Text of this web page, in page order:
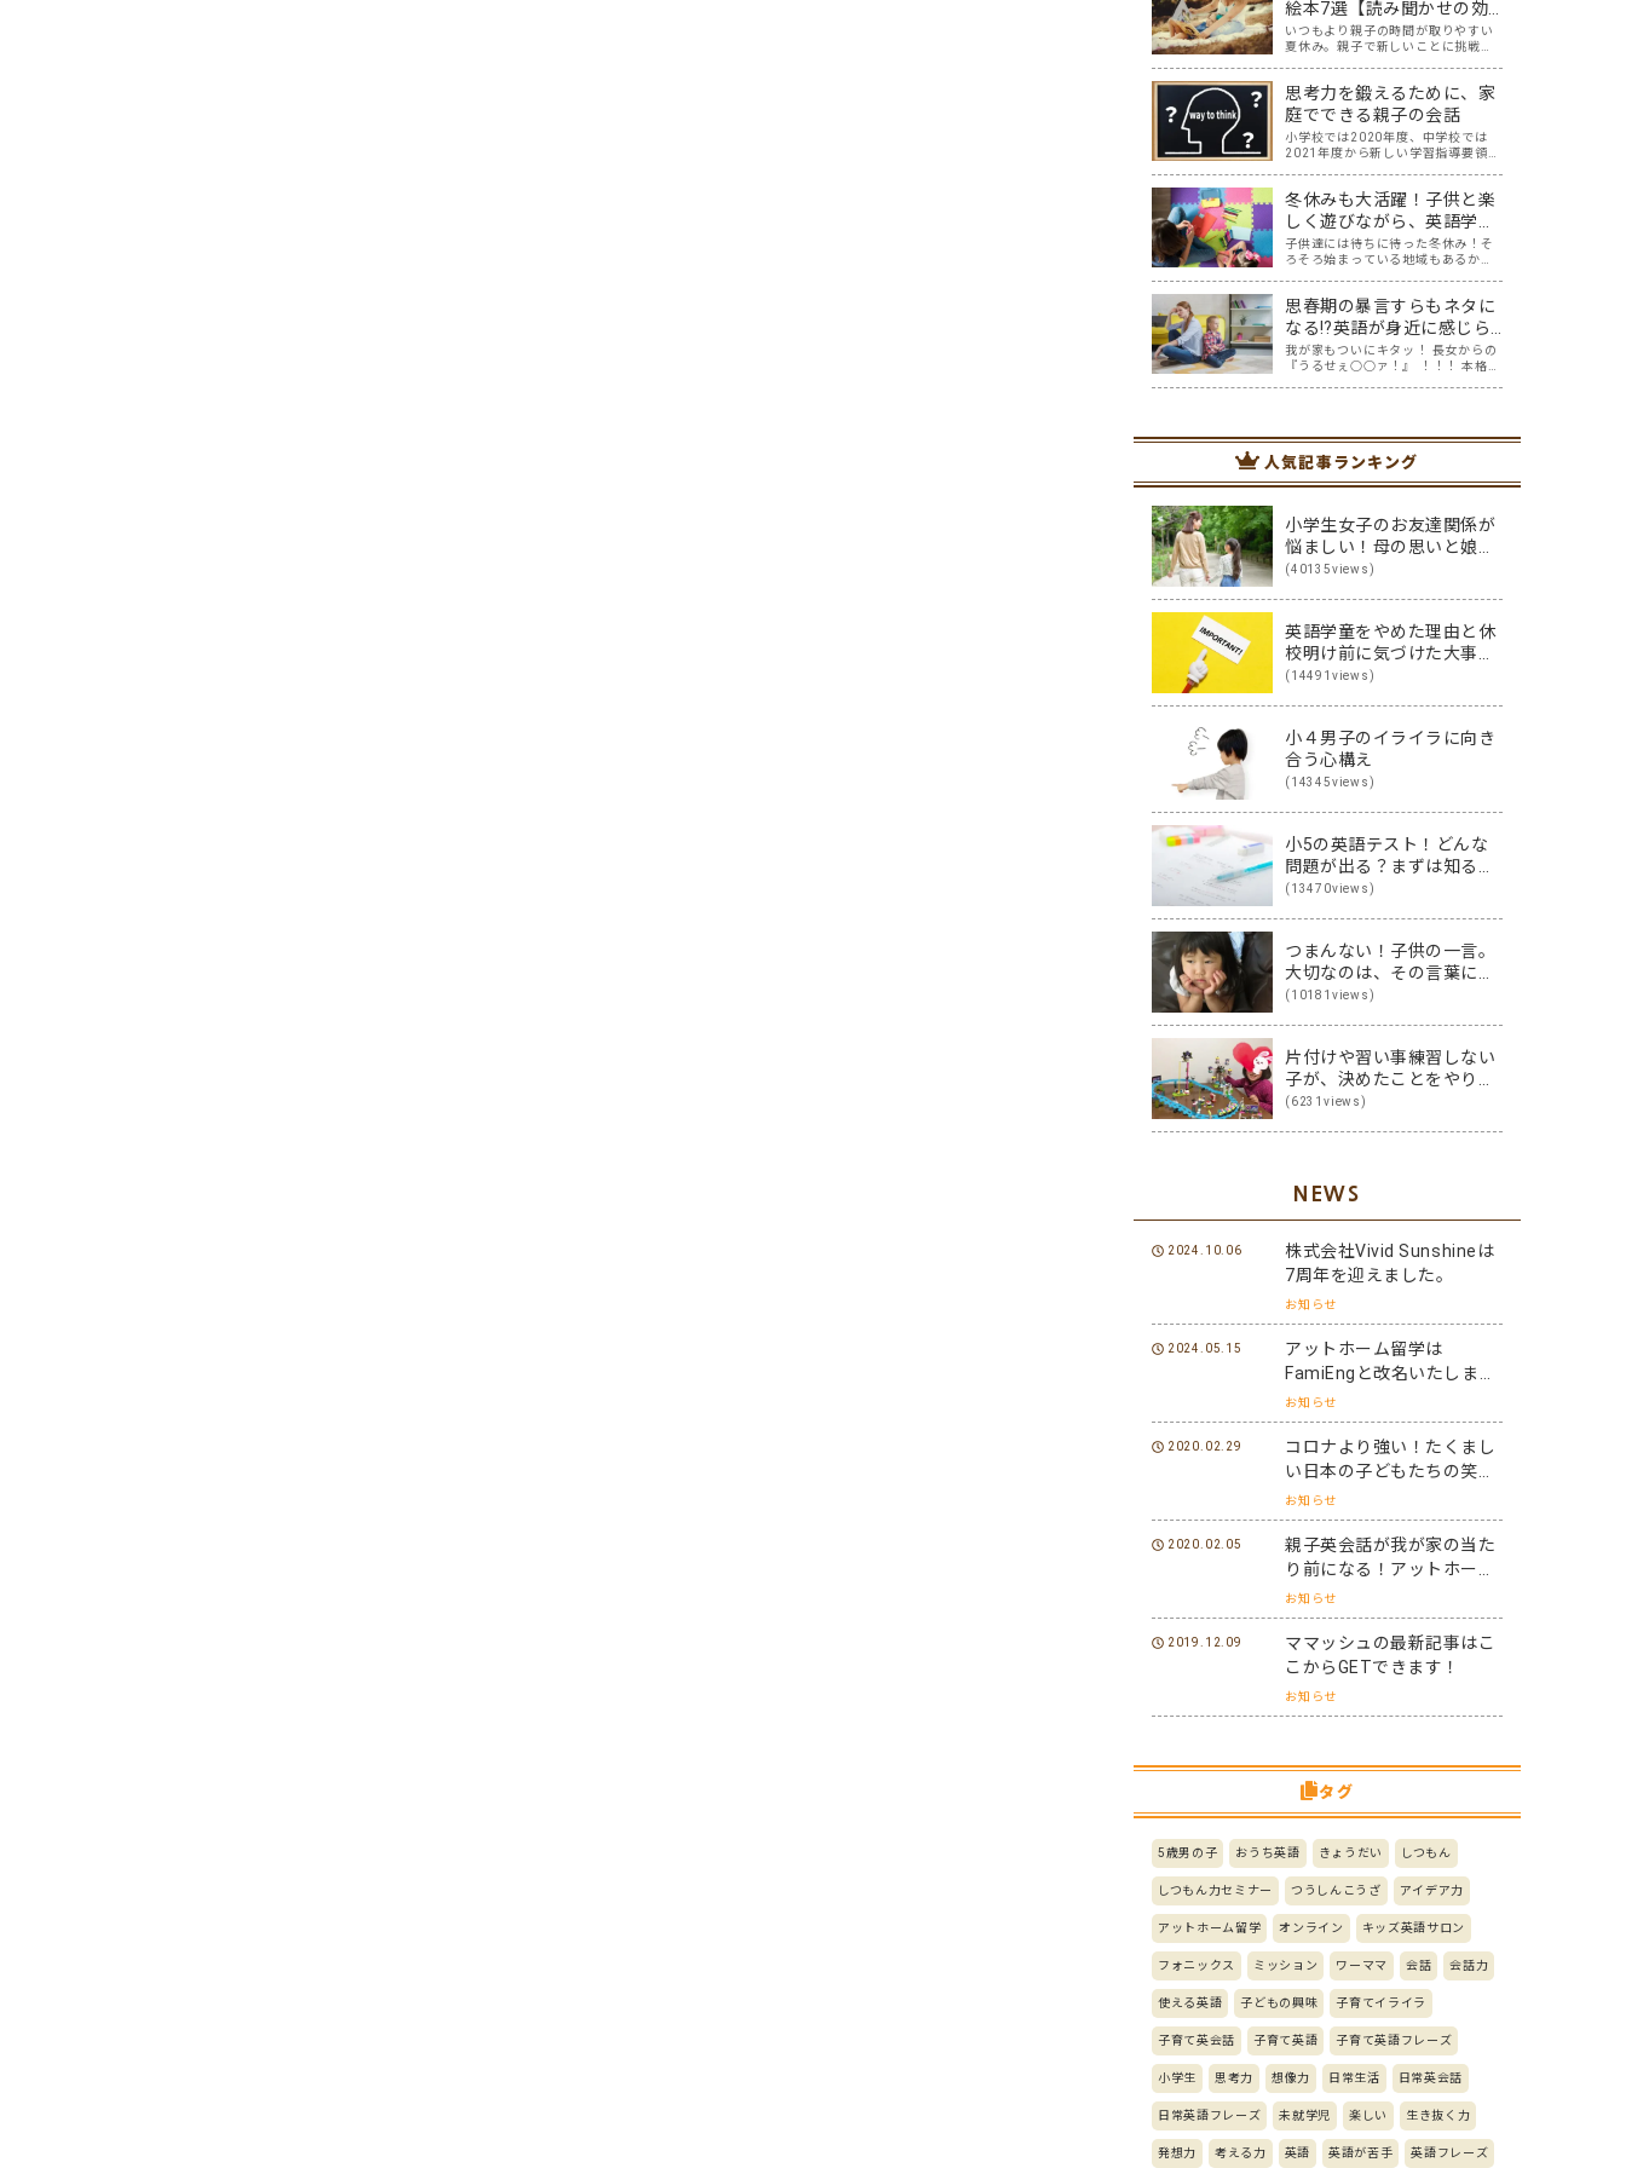
ガにオススメの「youtube動画」を
紹介します…
絵本7選【読み聞かせの効
果やコツも！】
いつもより親子の時間が取りやすい
夏休み。親子で新しいことに挑戦し
せ」を紹介します。 英語なんて話せ
ない？大丈夫です！「英語は読めて
も話せない…。」そんな人でも無理
なくできて、子…
思考力を鍛えるために、家
庭でできる親子の会話
小学校では2020年度、中学校では
2021年度から新しい学習指導要領が
おられるでしょう。 そして、中学入
試を含め、入試と呼ばれる試験に
は、今までの知識だけを問われる問
題から、知…
冬休みも大活躍！子供と楽
しく遊びながら、英語学習
ができるお家手作りゲーム
遊び5選
子供達には待ちに待った冬休み！そ
ろそろ始まっている地域もあるかも
すが、夏休みと違い冬休みは、比較
的お家で過ごす方も多いのではない
でしょうか？ 夏休みほど宿題もな
く、のんびり過…
思春期の暴言すらもネタに
なる⁉英語が身近に感じら
れるおうち英会話
我が家もついにキタッ！ 長女からの
『うるせぇ○○ァ！』 ！！！ 本格的
ラスの言葉でしょ、と思っていたけ
れど、思…
人気記事ランキング
小学生女子のお友達関係が
悩ましい！母の思いと娘の
思いを伝え合った親子
(40135views)
英語学童をやめた理由と休
校明け前に気づけた大事な
こと
(14491views)
小４男子のイライラに向き
合う心構え
(14345views)
小5の英語テスト！どんな
問題が出る？まずは知るこ
とから始めよう♪
(13470views)
つまんない！子供の一言。
大切なのは、その言葉に隠
された裏の本音です
(10181views)
片付けや習い事練習しない
子が、決めたことをやり切
る子に変身！その方法は？
(6231views)
NEWS
2024.10.06
株式会社Vivid Sunshineは
7周年を迎えました。
お知らせ
2024.05.15
アットホーム留学は
FamiEngと改名いたしまし
た。
お知らせ
2020.02.29
コロナより強い！たくまし
い日本の子どもたちの笑顔
と元気を世界に届けよう！
お知らせ
2020.02.05
親子英会話が我が家の当た
り前になる！アットホーム
留学パフォーマーになろ
う！
お知らせ
2019.12.09
ママッシュの最新記事はこ
こからGETできます！
お知らせ
タグ
5歳男の子 おうち英語 きょうだい しつもん
しつもん力セミナー つうしんこうざ アイデア力
アットホーム留学 オンライン キッズ英語サロン
フォニックス ミッション ワーママ 会話 会話力
使える英語 子どもの興味 子育てイライラ
子育て英会話 子育て英語 子育て英語フレーズ
小学生 思考力 想像力 日常生活 日常英会話
日常英語フレーズ 未就学児 楽しい 生き抜く力
発想力 考える力 英語 英語が苦手 英語フレーズ